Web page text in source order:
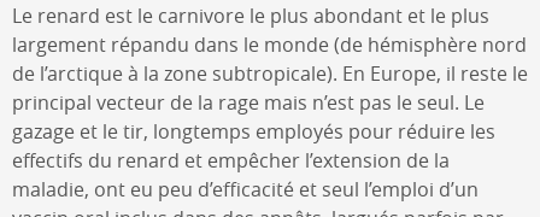
Le renard est le carnivore le plus abondant et le plus
largement répandu dans le monde (de hémisphère nord
de l’arctique à la zone subtropicale). En Europe, il reste le
principal vecteur de la rage mais n’est pas le seul. Le
gazage et le tir, longtemps employés pour réduire les
effectifs du renard et empêcher l’extension de la
maladie, ont eu peu d’efficacité et seul l’emploi d’un